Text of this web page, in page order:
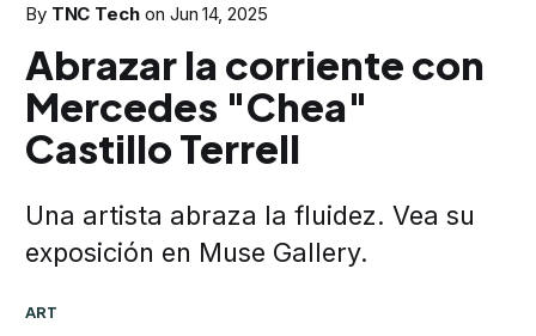
By TNC Tech on Jun 14, 2025
Abrazar la corriente con
Mercedes "Chea"
Castillo Terrell
Una artista abraza la fluidez. Vea su
exposición en Muse Gallery.
ART